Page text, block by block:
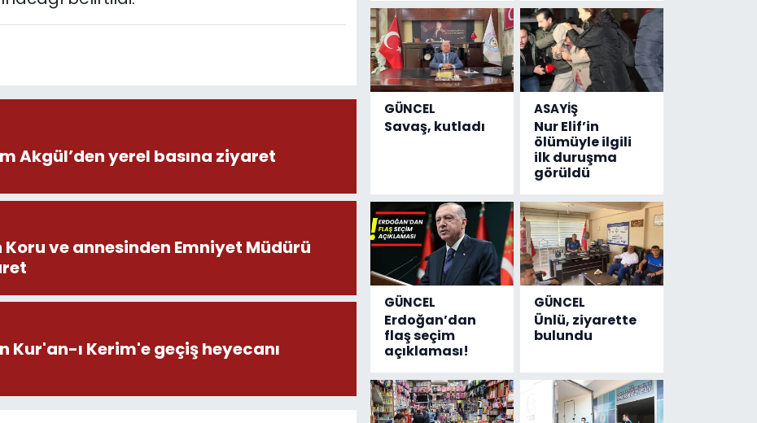
Akgül’den yerel basına ziyaret
Koru ve annesinden Emniyet Müdürü
Kur'an-ı Kerim'e geçiş heyecanı
GÜNCEL
Savaş, kutladı
ASAYİŞ
Nur Elif’in
ölümüyle ilgili
ilk duruşma
görüldü
GÜNCEL
Erdoğan’dan
flaş seçim
açıklaması!
GÜNCEL
Ünlü, ziyarette
bulundu